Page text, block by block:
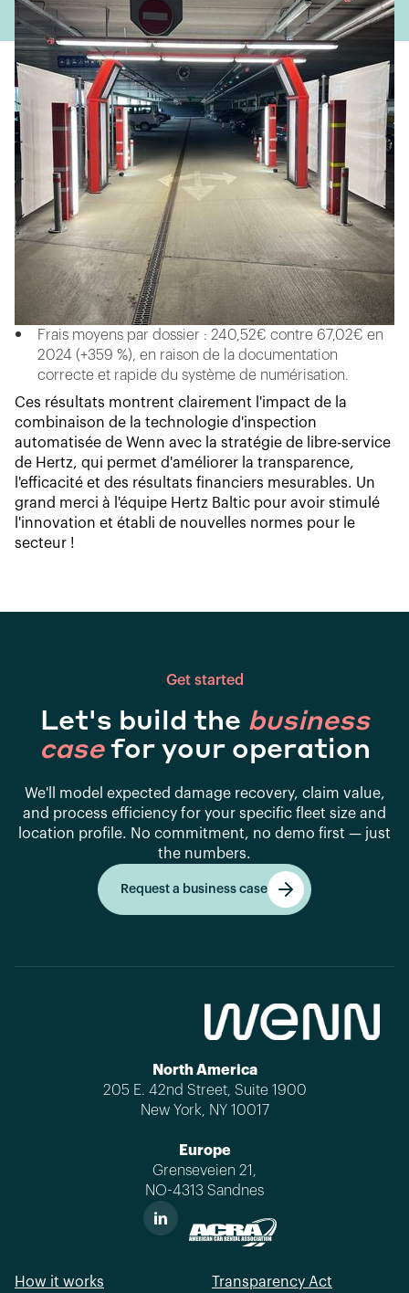
Depuis son lancement début août 2025, le système a
clairement démontré sa valeur en termes d'expérience
client et de performances opérationnelles :
Taux de satisfaction client (NPS) en hausse de 51,5,
signe d'une forte acceptation du nouveau modèle
sans contact
Efficacité du contrôle des dommages : 100 % de tous
les véhicules retournés inspectés 24 h/24, 7 j/7
Recettes liées aux dommages : +202 % par rapport à
l'année dernière
Frais moyens par dossier : 240,52€ contre 67,02€ en
2024 (+359 %), en raison de la documentation
correcte et rapide du système de numérisation.
Ces résultats montrent clairement l'impact de la
combinaison de la technologie d'inspection
automatisée de Wenn avec la stratégie de libre-service
de Hertz, qui permet d'améliorer la transparence,
l'efficacité et des résultats financiers mesurables. Un
grand merci à l'équipe Hertz Baltic pour avoir stimulé
l'innovation et établi de nouvelles normes pour le
secteur !
Get started
Let's build the business
casefor your operation
We'll model expected damage recovery, claim value,
and process efficiency for your specific fleet size and
location profile. No commitment, no demo first — just
the numbers.
Request a business case
North America
205 E. 42nd Street, Suite 1900
New York, NY 10017
Europe
Grenseveien 21,
NO-4313 Sandnes
How it works
Transparency Act